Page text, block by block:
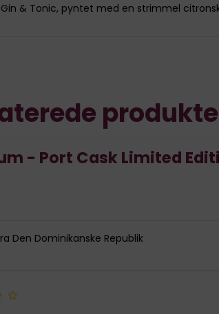
& Tonic, pyntet med en strimmel
- Port Cask Limited
Den Dominikanske Republik